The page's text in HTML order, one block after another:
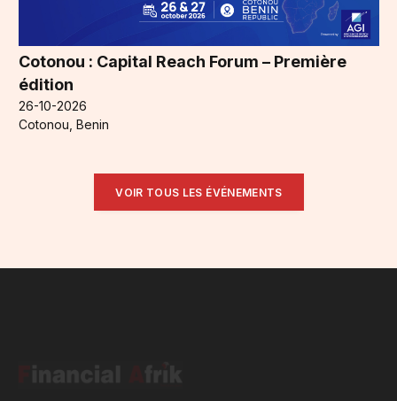
Cotonou : Capital Reach Forum – Première
édition
26-10-2026
Cotonou, Benin
VOIR TOUS LES ÉVÉNEMENTS